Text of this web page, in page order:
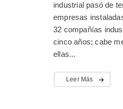
industrial pasó de
empresas
32 compañías
cinco años; cabe
ellas...
Leer Más